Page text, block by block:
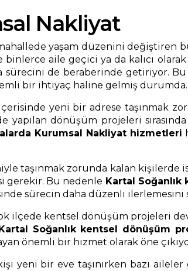
Nakliyat
yaşam düzenini
aile geçici ya da kalıcı olarak
sürecini de beraberinde getiriyor.
bir ihtiyaç haline gelmiş durumda.
yeni bir adrese taşınmak
dönüşüm projeleri
Kurumsal Nakliyat hizmetleri
taşınmak zorunda kalan kişilerde
gerekir. Bu nedenle Kartal Soğanlık
sürecin daha düzenli ilerlemesini
ilçede kentsel dönüşüm projeleri
Kartal Soğanlık kentsel dönüşüm
önemli bir hizmet olarak öne
yeni bir eve taşınırken bazı